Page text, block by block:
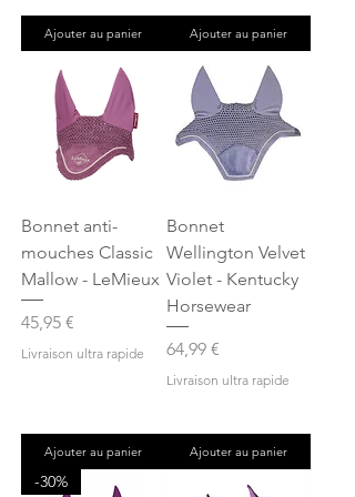
Ajouter au panier Ajouter au panier
Bonnet anti-
mouches Classic
Mallow - LeMieux
Prix
45,95 €
Livraison ultra rapide
Ajouter au panier
Bonnet
Wellington Velvet
Violet - Kentucky
Horsewear
Prix
64,99 €
Livraison ultra rapide
Ajouter au panier
-30%